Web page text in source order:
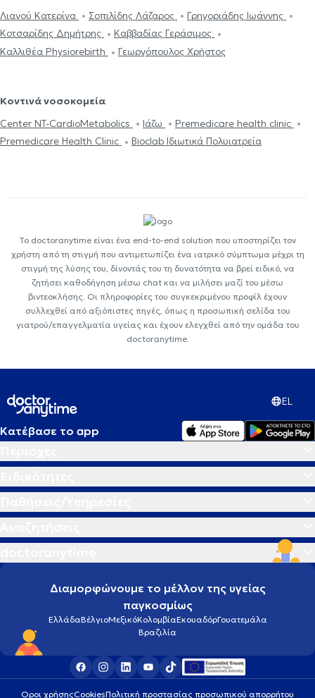
Λιανού Κατερίνα
Σοπιλίδης Λάζαρος
Γρηγοριάδης Ιωάννης
Κοτσαρίδης Δημήτρης
Καββαδίας Γεράσιμος
Καλλιθέα Physiorebirth
Γεωργόπουλος Χρήστος
Κοντινά νοσοκομεία
Center NT-CardioMetabolics
Ιάζω
Premedicare health clinic
Premedicare Health Clinic
Bioclab Ιδιωτικά Πολυιατρεία
Το doctoranytime είναι ένα end-to-end solution που υποστηρίζει τον
χρήστη από τη στιγμή που αντιμετωπίζει ένα ιατρικό σύμπτωμα μέχρι τη
στιγμή της λύσης του, δίνοντάς του τη δυνατότητα να βρεί ειδικό, να
ζητήσει καθοδήγηση μέσω chat και να μιλήσει μαζί του μέσω
βιντεοκλήσης. Οι πληροφορίες του συγκεκριμένου προφίλ έχουν
συλλεχθεί από αξιόπιστες πηγές, όπως η προσωπική σελίδα του
γιατρού/επαγγελματία υγείας και έχουν ελεγχθεί από την ομάδα του
doctoranytime.
EL
Κατέβασε το app
Διαμορφώνουμε το μέλλον της υγείας
παγκοσμίως
ΕλλάδαΒέλγιοΜεξικόΚολομβίαΕκουαδόρΓουατεμάλα
Βραζιλία
Οροι χρήσηςCookiesΠολιτική προστασίας προσωπικού απορρήτου